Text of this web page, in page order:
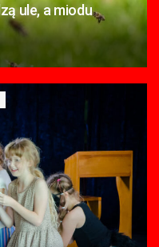
ule, a miodu